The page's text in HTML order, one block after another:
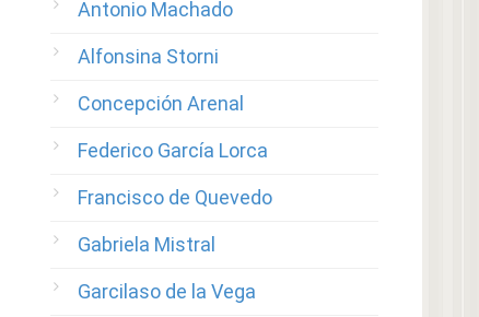
Antonio Machado
Alfonsina Storni
Concepción Arenal
Federico García Lorca
Francisco de Quevedo
Gabriela Mistral
Garcilaso de la Vega